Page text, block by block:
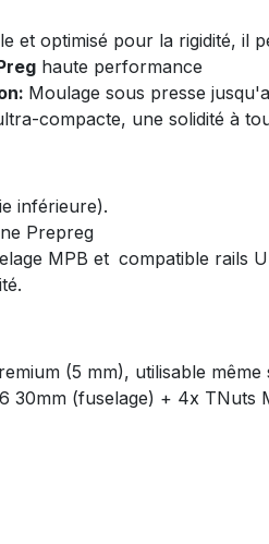
et optimisé pour la rigidité, il
haute performance
Moulage sous presse
compacte, une solidité à
inférieure).
Prepreg
MPB et compatible rails
(5 mm), utilisable
30mm (fuselage) + 4x TNuts